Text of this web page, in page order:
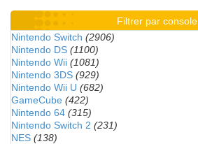
Filtrer par console
Nintendo Switch (2906)
Nintendo DS (1100)
Nintendo Wii (1081)
Nintendo 3DS (929)
Nintendo Wii U (682)
GameCube (422)
Nintendo 64 (315)
Nintendo Switch 2 (231)
NES (138)